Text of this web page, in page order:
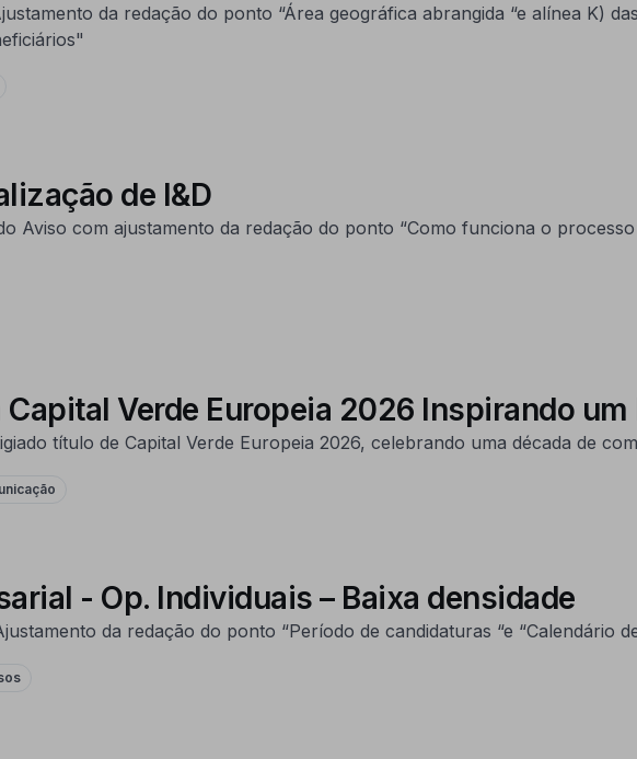
da redação do ponto “Área geográfica abrangida “e alínea K)
de I&D
Aviso com ajustamento da redação do ponto “Como funciona o
Capital Verde Europeia 2026 Inspirando
título de Capital Verde Europeia 2026, celebrando uma década de
- Op. Individuais – Baixa densidade
da redação do ponto “Período de candidaturas “e “Calendário